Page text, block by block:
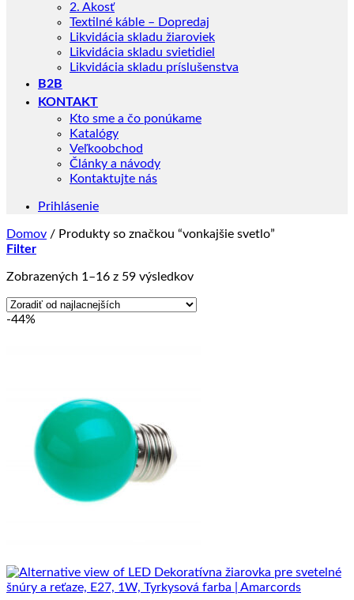
2. Akosť
Textilné káble – Dopredaj
Likvidácia skladu žiaroviek
Likvidácia skladu svietidiel
Likvidácia skladu príslušenstva
B2B
KONTAKT
Kto sme a čo ponúkame
Katalógy
Veľkoobchod
Články a návody
Kontaktujte nás
Prihlásenie
Domov / Produkty so značkou “vonkajšie svetlo”
Filter
Zobrazených 1–16 z 59 výsledkovZoradené
ceny:
-44%